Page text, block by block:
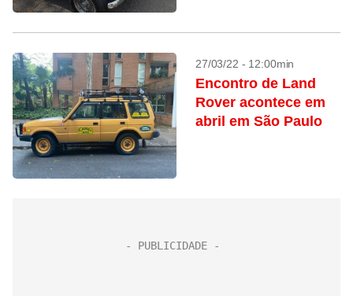
27/03/22 - 12:00min
Encontro de Land
Rover acontece em
abril em São Paulo